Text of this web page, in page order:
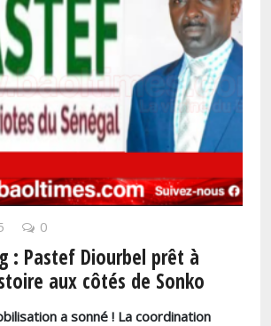
0
: Pastef Diourbel prêt à
aux côtés de Sonko
a sonné ! La coordination